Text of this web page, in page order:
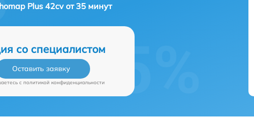
Plus 42cv от 35 минут
со специалистом
Оставить заявку
c политикой конфиденциальности